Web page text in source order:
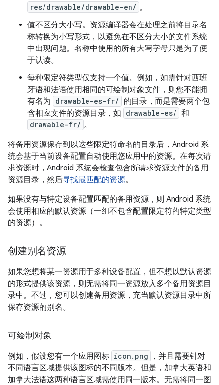
res/drawable/drawable-en/ 。
值不区分大小写。资源编译器会在处理之前将目录名
称转换为小写形式，以避免在不区分大小的文件系统
中出现问题。名称中使用的所有大写字母只是为了便
于认读。
每种限定符类型仅支持一个值。例如，如需针对西班
牙语和法语使用相同的可绘制对象文件，则您不能拥
有名为 drawable-es-fr/ 的目录， 而是需要两个包
含相应文件的资源目录，如 drawable-es/ 和
drawable-fr/ 。
将备用资源保存到以这些限定符命名的目录后，Android 系
统会基于当前设备配置自动使用您应用中的资源。在每次请
求资源时，Android 系统会检查包含所请求资源文件的备用
资源目录，然后寻找最匹配的资源。
如果没有与特定设备配置匹配的备用资源，则 Android 系统
会使用相应的默认资源（一组不包含配置限定符的特定类型
的资源）。
创建别名资源
如果您想将某一资源用于多种设备配置，但不想以默认资源
的形式提供该资源，则无需将同一资源放入多个备用资源目
录中。不过，您可以创建备用资源，充当默认资源目录中所
保存资源的别名。
可绘制对象
例如，假设您有一个应用图标 icon.png
，并且需要针对
不同语言区域提供该图标的不同版本。但是，加拿大英语和
加拿大法语这两种语言区域需使用同一版本。无需将同一图